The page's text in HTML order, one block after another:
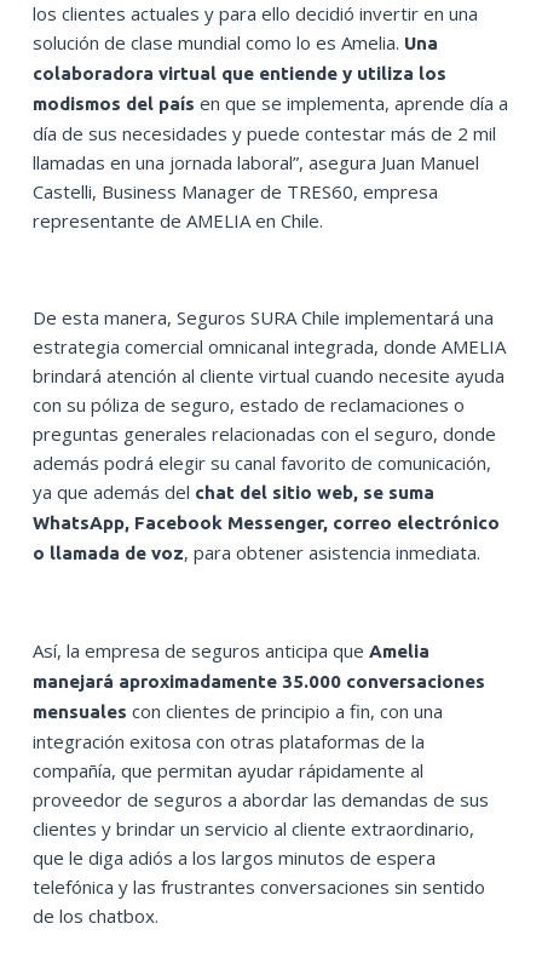
los clientes actuales y para ello decidió invertir en una
solución de clase mundial como lo es Amelia. Una
colaboradora virtual que entiende y utiliza los
modismos del país en que se implementa, aprende día a
día de sus necesidades y puede contestar más de 2 mil
llamadas en una jornada laboral”, asegura Juan Manuel
Castelli, Business Manager de TRES60, empresa
representante de AMELIA en Chile.
De esta manera, Seguros SURA Chile implementará una
estrategia comercial omnicanal integrada, donde AMELIA
brindará atención al cliente virtual cuando necesite ayuda
con su póliza de seguro, estado de reclamaciones o
preguntas generales relacionadas con el seguro, donde
además podrá elegir su canal favorito de comunicación,
ya que además del chat del sitio web, se suma
WhatsApp, Facebook Messenger, correo electrónico
o llamada de voz, para obtener asistencia inmediata.
Así, la empresa de seguros anticipa que Amelia
manejará aproximadamente 35.000 conversaciones
mensuales con clientes de principio a fin, con una
integración exitosa con otras plataformas de la
compañía, que permitan ayudar rápidamente al
proveedor de seguros a abordar las demandas de sus
clientes y brindar un servicio al cliente extraordinario,
que le diga adiós a los largos minutos de espera
telefónica y las frustrantes conversaciones sin sentido
de los chatbox.